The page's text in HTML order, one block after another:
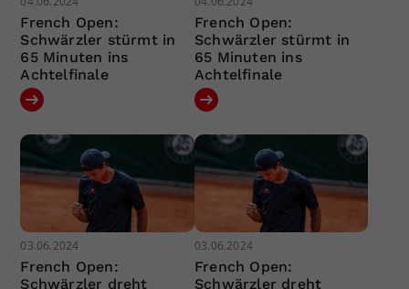
French Open:
Schwärzler stürmt in
65 Minuten ins
Achtelfinale
French Open:
Schwärzler stürmt in
65 Minuten ins
Achtelfinale
03.06.2024
French Open:
Schwärzler dreht
03.06.2024
French Open:
Schwärzler dreht